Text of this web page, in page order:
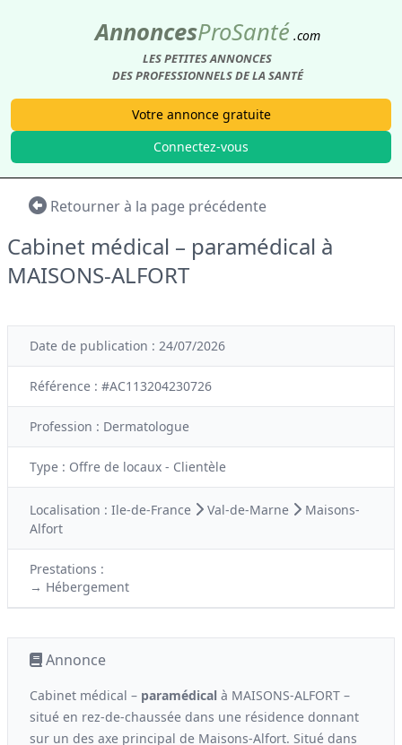
AnnoncesProSanté .com
LES PETITES ANNONCES
DES PROFESSIONNELS DE LA SANTÉ
Votre annonce gratuite
Connectez-vous
Retourner à la page précédente
Cabinet médical – paramédical à
MAISONS-ALFORT
Date de publication : 24/07/2026
Référence : #AC113204230726
Profession : Dermatologue
Type : Offre de locaux - Clientèle
Localisation : Ile-de-France Val-de-Marne
Maisons-
Alfort
Prestations :
→ Hébergement
Annonce
Cabinet médical – paramédical à MAISONS-ALFORT –
situé en rez-de-chaussée dans une résidence donnant
sur un des axe principal de Maisons-Alfort. Situé dans